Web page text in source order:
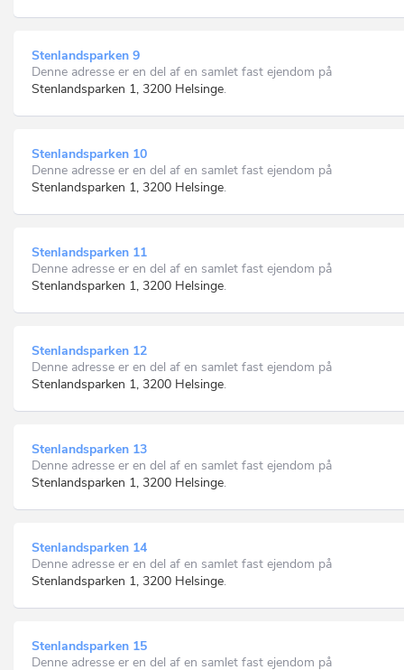
Stenlandsparken 9
Denne adresse er en del af en samlet fast ejendom på
Stenlandsparken 1, 3200 Helsinge.
Stenlandsparken 10
Denne adresse er en del af en samlet fast ejendom på
Stenlandsparken 1, 3200 Helsinge.
Stenlandsparken 11
Denne adresse er en del af en samlet fast ejendom på
Stenlandsparken 1, 3200 Helsinge.
Stenlandsparken 12
Denne adresse er en del af en samlet fast ejendom på
Stenlandsparken 1, 3200 Helsinge.
Stenlandsparken 13
Denne adresse er en del af en samlet fast ejendom på
Stenlandsparken 1, 3200 Helsinge.
Stenlandsparken 14
Denne adresse er en del af en samlet fast ejendom på
Stenlandsparken 1, 3200 Helsinge.
Stenlandsparken 15
Denne adresse er en del af en samlet fast ejendom på